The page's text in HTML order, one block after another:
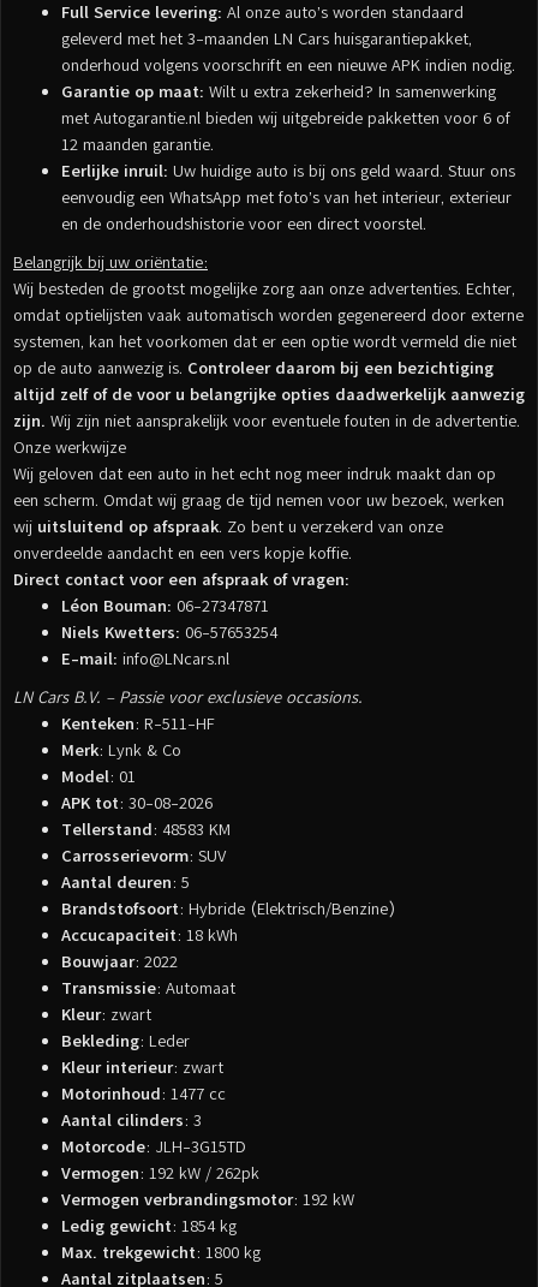
Full Service levering: Al onze auto’s worden standaard
geleverd met het 3-maanden LN Cars huisgarantiepakket,
onderhoud volgens voorschrift en een nieuwe APK indien nodig.
Garantie op maat: Wilt u extra zekerheid? In samenwerking
met Autogarantie.nl bieden wij uitgebreide pakketten voor 6 of
12 maanden garantie.
Eerlijke inruil: Uw huidige auto is bij ons geld waard. Stuur ons
eenvoudig een WhatsApp met foto’s van het interieur, exterieur
en de onderhoudshistorie voor een direct voorstel.
Belangrijk bij uw oriëntatie:
Wij besteden de grootst mogelijke zorg aan onze advertenties. Echter,
omdat optielijsten vaak automatisch worden gegenereerd door externe
systemen, kan het voorkomen dat er een optie wordt vermeld die niet
op de auto aanwezig is. Controleer daarom bij een bezichtiging
altijd zelf of de voor u belangrijke opties daadwerkelijk aanwezig
zijn. Wij zijn niet aansprakelijk voor eventuele fouten in de advertentie.
Onze werkwijze
Wij geloven dat een auto in het echt nog meer indruk maakt dan op
een scherm. Omdat wij graag de tijd nemen voor uw bezoek, werken
wij uitsluitend op afspraak. Zo bent u verzekerd van onze
onverdeelde aandacht en een vers kopje koffie.
Direct contact voor een afspraak of vragen:
Léon Bouman: 06-27347871
Niels Kwetters: 06-57653254
E-mail: info@LNcars.nl
LN Cars B.V. – Passie voor exclusieve occasions.
Kenteken: R-511-HF
Merk: Lynk & Co
Model: 01
APK tot: 30-08-2026
Tellerstand: 48583 KM
Carrosserievorm: SUV
Aantal deuren: 5
Brandstofsoort: Hybride (Elektrisch/Benzine)
Accucapaciteit: 18 kWh
Bouwjaar: 2022
Transmissie: Automaat
Kleur: zwart
Bekleding: Leder
Kleur interieur: zwart
Motorinhoud: 1477 cc
Aantal cilinders: 3
Motorcode: JLH-3G15TD
Vermogen: 192 kW / 262pk
Vermogen verbrandingsmotor: 192 kW
Ledig gewicht: 1854 kg
Max. trekgewicht: 1800 kg
Aantal zitplaatsen: 5